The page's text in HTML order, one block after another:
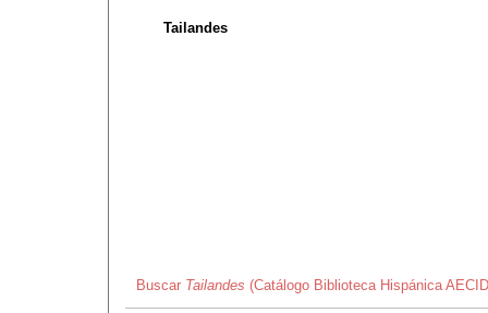
Tailandes
Buscar Tailandes (Catálogo Biblioteca Hispánica